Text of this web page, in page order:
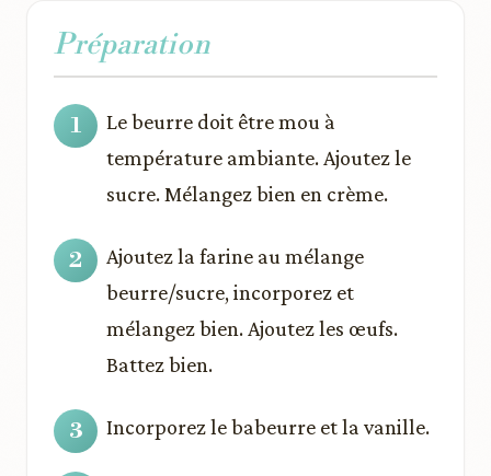
Préparation
Le beurre doit être mou à
température ambiante. Ajoutez le
sucre. Mélangez bien en crème.
Ajoutez la farine au mélange
beurre/sucre, incorporez et
mélangez bien. Ajoutez les œufs.
Battez bien.
Incorporez le babeurre et la vanille.